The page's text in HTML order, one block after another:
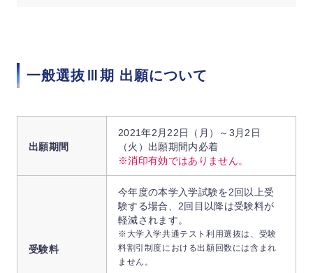
一般選抜Ⅲ期 出願について
出願期間
2021年2月22日（月）～3月2日
（火）出願期間内必着
※消印有効ではありません。
受験料
今年度の本学入学試験を2回以上受
験する場合、2回目以降は受験料が
軽減されます。
※大学入学共通テスト利用選抜は、受験
料割引制度における出願回数には含まれ
ません。